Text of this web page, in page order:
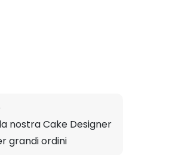
nostra Cake Designer
grandi ordini